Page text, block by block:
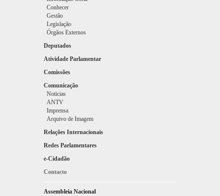
Adilson da Graça Jesus
Alberto Pereira Rodrigues
Conhecer
Gestão
Legislação
Órgãos Externos
Deputados
Atividade Parlamentar
Comissões
Comunicação
Noticias
ANTV
Imprensa
Arquivo de Imagem
Relações Internacionais
Redes Parlamentares
e-Cidadão
Contacto
Assembleia Nacional